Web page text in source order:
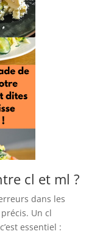
cl et ml ?
dans les
Un cl
essentiel :